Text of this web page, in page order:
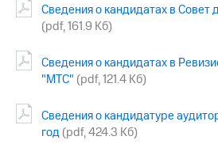
Раскрытие
информации
акционерам
Документы
ПАО
Собрания
акционеров
Сведения о кандидатах в
(pdf, 161.9 Кб)
Сведения о кандидатах в
"МТС" (pdf, 121.4 Кб)
Сведения о кандидатуре
год(pdf, 424.3 Кб)